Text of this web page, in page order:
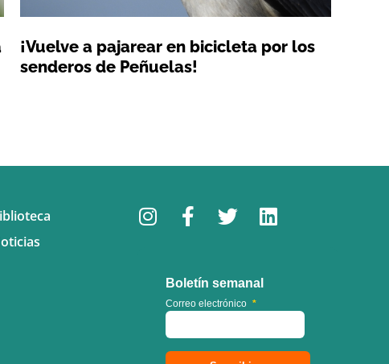
¡Vuelve a pajarear en bicicleta por los
senderos de Peñuelas!
Boletín semanal
Correo electrónico *